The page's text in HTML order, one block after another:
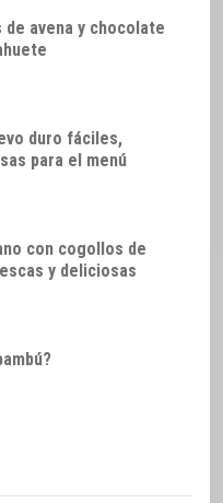
avena y chocolate
duro fáciles,
para el menú
con cogollos de
y deliciosas